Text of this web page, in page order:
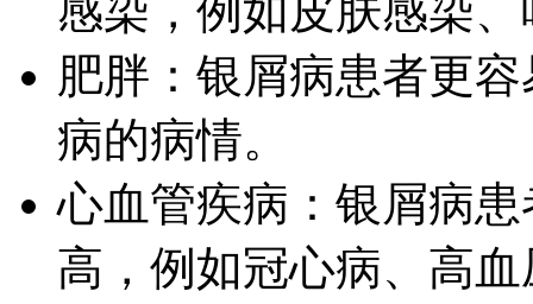
感染，例如皮肤感染
肥胖：银屑病患者更
病的病情。
心血管疾病：银屑病
高，例如冠心病、高